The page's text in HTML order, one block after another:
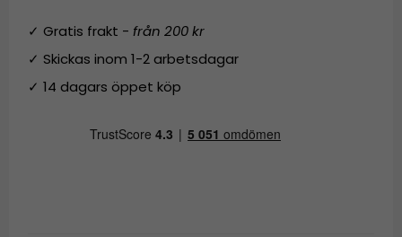
✓ Gratis frakt -från 200 kr
✓ Skickas inom 1-2 arbetsdagar
✓ 14 dagars öppet köp